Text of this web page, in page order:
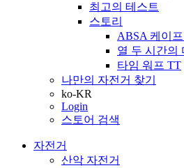
최고의 테스트
스토리
ABSA 케이
열 두 시간의
타임 워프 TT
나만의 자전거 찾기
ko-KR
Login
스토어 검색
자전거
산악 자전거